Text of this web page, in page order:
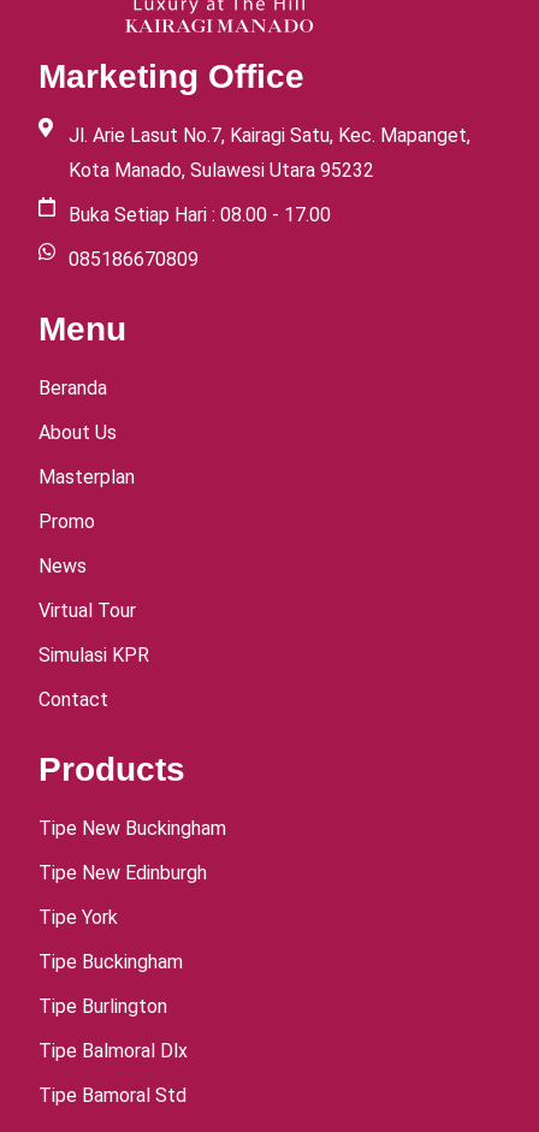
Marketing Office
Jl. Arie Lasut No.7, Kairagi Satu, Kec. Mapanget,
Kota Manado, Sulawesi Utara 95232
Buka Setiap Hari : 08.00 - 17.00
085186670809
Menu
Beranda
About Us
Masterplan
Promo
News
Virtual Tour
Simulasi KPR
Contact
Products
Tipe New Buckingham
Tipe New Edinburgh
Tipe York
Tipe Buckingham
Tipe Burlington
Tipe Balmoral Dlx
Tipe Bamoral Std